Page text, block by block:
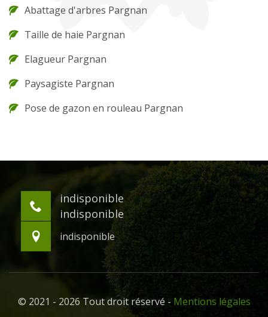
Abattage d'arbres Pargnan
Taille de haie Pargnan
Elagueur Pargnan
Paysagiste Pargnan
Pose de gazon en rouleau Pargnan
indisponible
indisponible
indisponible
© 2021 - 2026 Tout droit réservé - Mentions légales